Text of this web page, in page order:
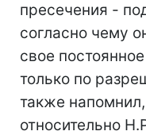
пресечения -
согласно чему
свое
только по
также
относительно